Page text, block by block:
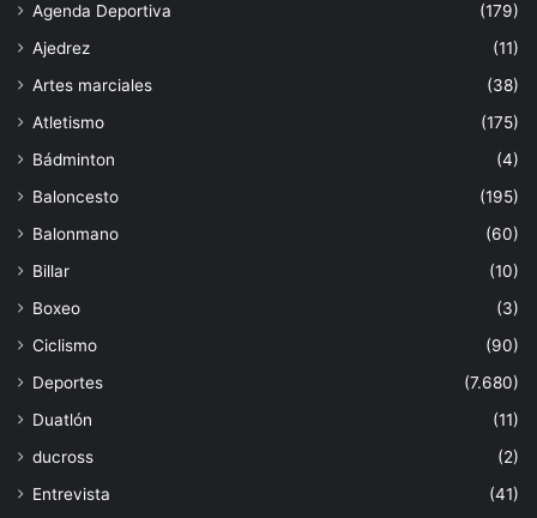
Agenda Deportiva
(179)
Ajedrez
(11)
Artes marciales
(38)
Atletismo
(175)
Bádminton
(4)
Baloncesto
(195)
Balonmano
(60)
Billar
(10)
Boxeo
(3)
Ciclismo
(90)
Deportes
(7.680)
Duatlón
(11)
ducross
(2)
Entrevista
(41)